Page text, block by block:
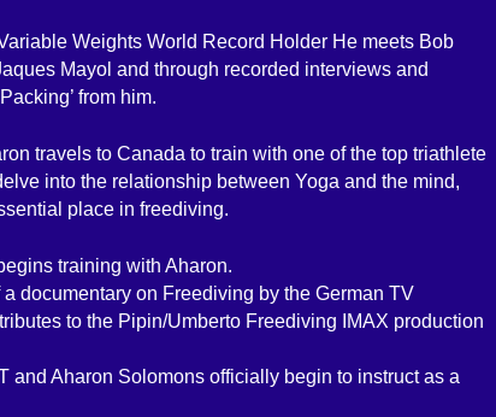
Weights World Record Holder He meets Bob
Mayol and through recorded interviews and
from him.
travels to Canada to train with one of the top triathlete
into the relationship between Yoga and the mind,
place in freediving.
training with Aharon.
documentary on Freediving by the German TV
to the Pipin/Umberto Freediving IMAX production
and Aharon Solomons officially begin to instruct as a